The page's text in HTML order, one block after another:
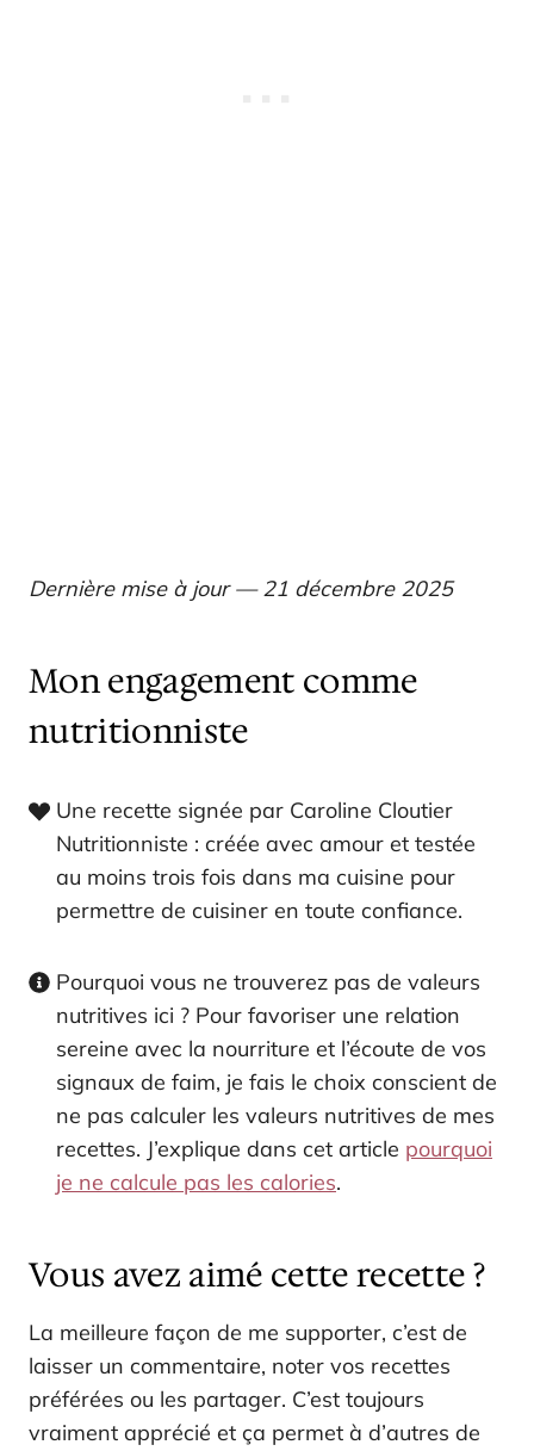
Dernière mise à jour — 21 décembre 2025
Mon engagement comme
nutritionniste
Une recette signée par Caroline Cloutier
Nutritionniste : créée avec amour et testée
au moins trois fois dans ma cuisine pour
permettre de cuisiner en toute confiance.
Pourquoi vous ne trouverez pas de valeurs
nutritives ici ? Pour favoriser une relation
sereine avec la nourriture et l’écoute de vos
signaux de faim, je fais le choix conscient de
ne pas calculer les valeurs nutritives de mes
recettes. J’explique dans cet article pourquoi
je ne calcule pas les calories.
Vous avez aimé cette recette ?
La meilleure façon de me supporter, c’est de
laisser un commentaire, noter vos recettes
préférées ou les partager. C’est toujours
vraiment apprécié et ça permet à d’autres de